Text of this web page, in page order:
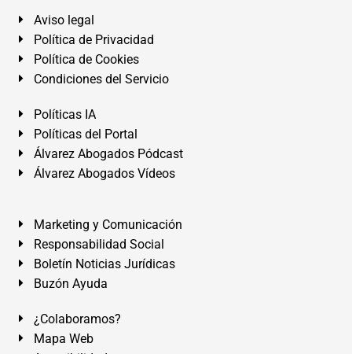
Aviso legal
Política de Privacidad
Política de Cookies
Condiciones del Servicio
Políticas IA
Políticas del Portal
Álvarez Abogados Pódcast
Álvarez Abogados Vídeos
Marketing y Comunicación
Responsabilidad Social
Boletín Noticias Jurídicas
Buzón Ayuda
¿Colaboramos?
Mapa Web